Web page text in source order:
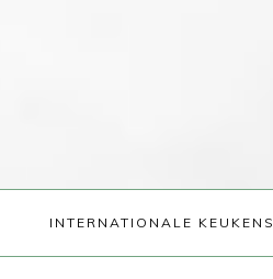
INTERNATIONALE KEUKENS